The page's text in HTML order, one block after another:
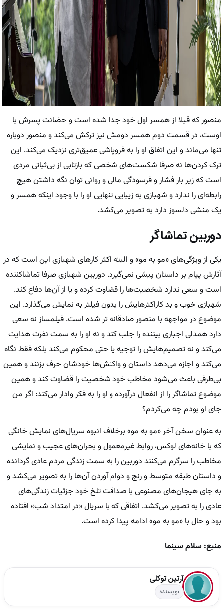
منصور که قبلا از همسر اول خود جدا شده است و حضانت پسرش با
اوست، در قسمت دوم همسر دومش نیز ترکش می‌کند و منصور دوباره
تنها می‌ماند و این اتفاق او را به فروپاشی عمیق‌تری نزدیک می‌کند. این
ترک کردن‌ها نه صرفا شکست‌های شخصی که بازتابی از بی‌ثباتی مردی
است که زیر بار فشار و فرسودگی مالی و روانی توان نگه داشتن هیچ
رابطه‌ای را ندارد و شهبازی به زیبایی تنهایی او را با وجود اینکه همسر و
یک منشی دلسوز دارد به تصویر می‌کشد.
دوربین تماشاگر
یکی از ویژگی‌های «مو به مو» و البته اکثر کارهای شهبازی این است که در
آثارش پیام بر داستان پیشی نمی‌گیرد. دوربین شهبازی صرفا تماشاکننده
است و سعی ندارد شخصیت‌ها را قضاوت کرده و یا از آن‌ها دفاع کند.
شهبازی خوب و بد کاراکترهایش را بدون فیلتر به نمایش می‌گذارد. این
موضوع در مواجهه با منصور صادقانه تر شده است. فیلمساز نه سعی
دارد همدلی اجباری بیننده را جلب کند و نه او را به سمت نفرت هدایت
می‌کند و نه تصمیم‌هایش را توجیه یا حتی محکوم می‌کند بلکه فقط نگاه
می‌کند و اجازه می‌دهد داستان و واکنش‌ها خودشان حرف بزنند و همین
بی‌طرفی باعث می‌شود مخاطب خود شخصیت را قضاوت کند و همین
موضوع تماشاگر را از انفعال درآورده و او را به فکر وادار می‌کند: اگر من
جای او بودم چه می‌کردم؟
به عنوان سخن آخر «مو به مو» برخلاف انبوه سریال‌های نمایش خانگی
که با خانه‌های لوکس، روابط غیرمعمول و بحران‌های عجیب و نمایشی
مخاطب را سرگرم می‌کنند دوربین را به سمت زندگی مردم عادی گردانده
و داستان طبقه متوسط و رنج و دوام آوردن آن‌ها را به تصویر می‌کشد و
به جای هیجان‌های مصنوعی با صداقت تلخ خود جزئیات زندگی‌های
عادی را به تصویر می‌کشد. اتفاقی که با سریال «در امتداد شب» افتاده
بود و حال با «مو به مو» ادامه پیدا کرده است.
منبع: سلام سینما
آرتین توکلی
نویسنده